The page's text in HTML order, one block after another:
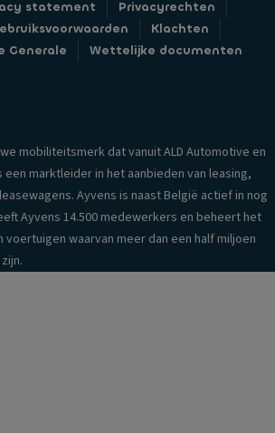
statement
Privacyrechten
Klachten
Generale Wettelijke documenten
mobiliteitsmerk dat vanuit ALD Automotive en
een marktleider in het aanbieden van leasing,
Ayvens is naast België actief in nog
Ayvens 14.500 medewerkers en beheert het
voertuigen waarvan meer dan een half miljoen